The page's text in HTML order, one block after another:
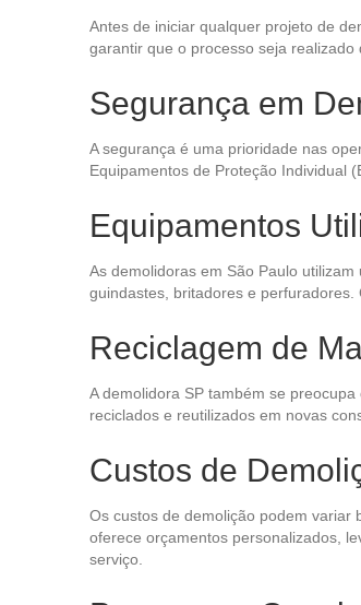
Antes de iniciar qualquer projeto de
garantir que o processo seja
Segurança em
A segurança é uma prioridade nas
Equipamentos de Proteção Individual
Equipamentos
As demolidoras em São Paulo
guindastes, britadores e
Reciclagem de
A demolidora SP também se
reciclados e reutilizados em novas
Custos de
Os custos de demolição podem variar
oferece orçamentos personalizados,
serviço.